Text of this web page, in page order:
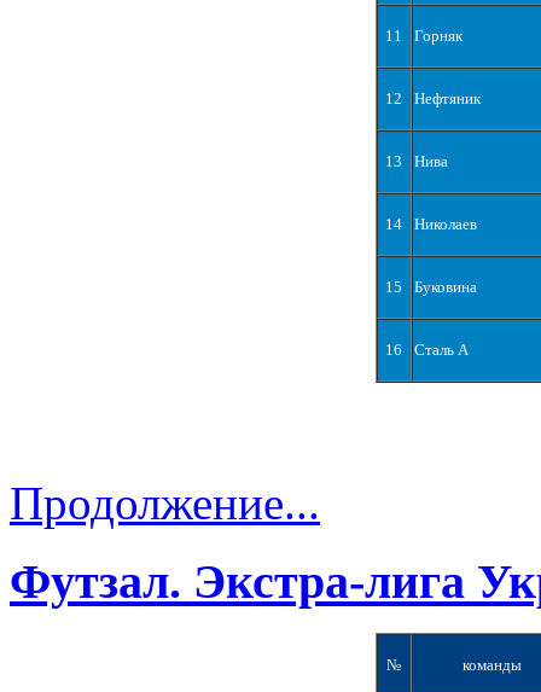
11 Горняк
12 Нефтяник
13 Нива
14 Николаев
15 Буковина
16 Сталь А
Продолжение...
Футзал. Экстра-лига
№ команды